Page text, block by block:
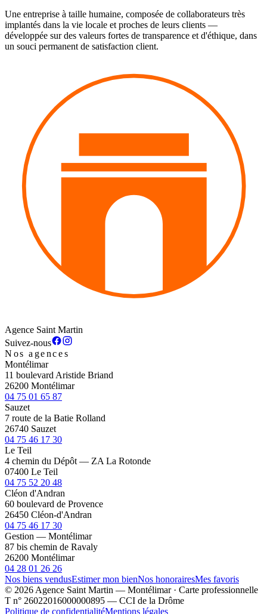
Une entreprise à taille humaine, composée de collaborateurs très
implantés dans la vie locale et proches de leurs clients —
développée sur des valeurs fortes de transparence et d'éthique, dans
un souci permanent de satisfaction client.
Agence Saint Martin
Suivez-nous
Nos agences
Montélimar
11 boulevard Aristide Briand
26200 Montélimar
04 75 01 65 87
Sauzet
7 route de la Batie Rolland
26740 Sauzet
04 75 46 17 30
Le Teil
4 chemin du Dépôt — ZA La Rotonde
07400 Le Teil
04 75 52 20 48
Cléon d'Andran
60 boulevard de Provence
26450 Cléon-d'Andran
04 75 46 17 30
Gestion — Montélimar
87 bis chemin de Ravaly
26200 Montélimar
04 28 01 26 26
Nos biens vendusEstimer mon bienNos honorairesMes favoris
© 2026 Agence Saint Martin — Montélimar · Carte professionnelle
T n° 26022016000000895 — CCI de la Drôme
Politique de confidentialitéMentions légales